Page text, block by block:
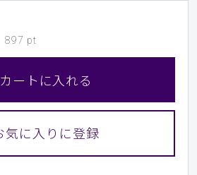
897 pt
カートに入れる